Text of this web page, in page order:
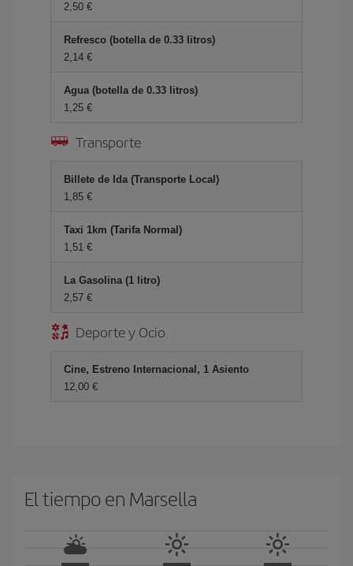
2,50 €
Refresco (botella de 0.33 litros)
2,14 €
Agua (botella de 0.33 litros)
1,25 €
Transporte
Billete de Ida (Transporte Local)
1,85 €
Taxi 1km (Tarifa Normal)
1,51 €
La Gasolina (1 litro)
2,57 €
Deporte y Ocio
Cine, Estreno Internacional, 1 Asiento
12,00 €
El tiempo en Marsella